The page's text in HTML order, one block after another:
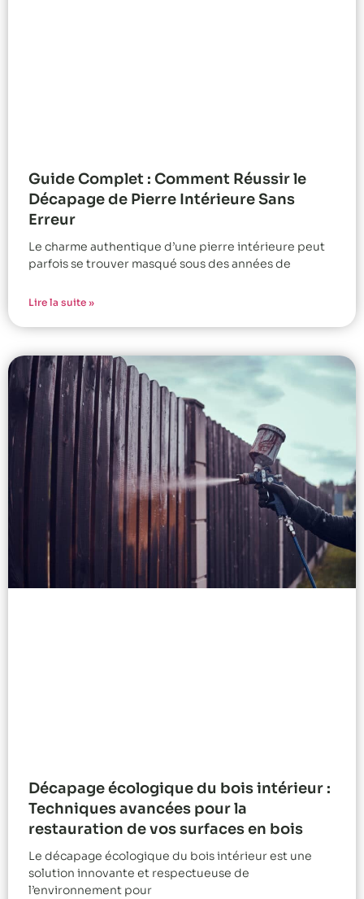
Guide Complet : Comment Réussir le
Décapage de Pierre Intérieure Sans
Erreur
Le charme authentique d’une pierre intérieure peut
parfois se trouver masqué sous des années de
Lire la suite »
Décapage écologique du bois intérieur :
Techniques avancées pour la
restauration de vos surfaces en bois
Le décapage écologique du bois intérieur est une
solution innovante et respectueuse de
l’environnement pour